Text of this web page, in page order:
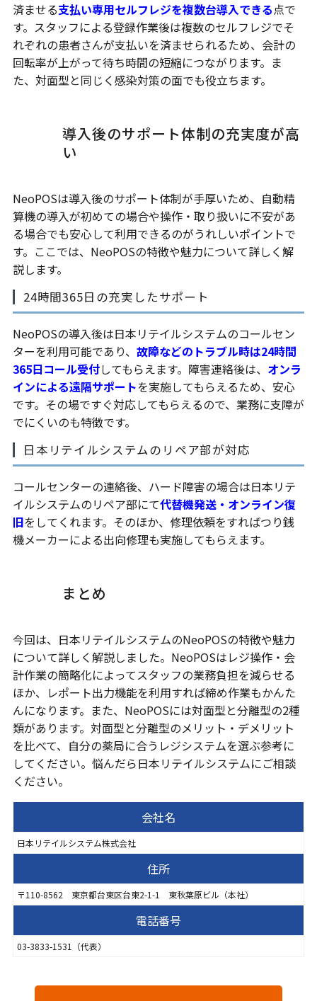
済ませる支払い専用セルフレジを複数台導入できる点で
す。スタッフによる登録作業後は複数のセルフレジでそ
れぞれの患者さんが支払いを済ませられるため、会計の
回転率が上がって待ち時間の短縮につながります。ま
た、対面型と同じく感染対策の面でも役立ちます。
導入後のサポート体制の充実度が高
い
NeoPOSは導入後のサポート体制が手厚いため、自動精
算機の導入が初めての場合や操作・取り扱いに不安があ
る場合でも安心して利用できるのがうれしいポイントで
す。ここでは、NeoPOSの特徴や魅力について詳しく解
説します。
24時間365日の充実したサポート
NeoPOSの導入後は日本リテイルシステムのコールセン
ターを利用可能であり、 故障などのトラブル時は24時間
365日コール受付してもらえます。障害連絡後は、 オンラ
インによる遠隔サポートを実施してもらえるため、安心
です。その場ですぐ対応してもらえるので、業務に支障が
でにくいのも特徴です。
日本リテイルシステムのリペア部が対応
コールセンターの連絡後、ハード障害の場合は日本リテ
イルシステムのリペア部にて代替機発送・オンライン復
旧をしてくれます。そのほか、修理依頼をすればつり銭
機メーカーによる出向修理も実施してもらえます。
まとめ
今回は、日本リテイルシステムのNeoPOSの特徴や魅力
について詳しく解説しました。NeoPOSはレジ操作・会
計作業の簡略化によってスタッフの業務負担を減らせる
ほか、レポート出力機能を利用すれば締め作業もかんた
んになります。また、NeoPOSには対面型と分離型の2種
類があります。対面型と分離型のメリット・デメリット
を比べて、自分の薬局に合うレジシステムを選ぶ参考に
してください。悩んだら日本リテイルシステムにご相談
ください。
会社名
日本リテイルシステム株式会社
住所
〒110-8562 東京都台東区台東2-1-1 東秋葉原ビル（本社）
電話番号
03-3833-1531（代表）